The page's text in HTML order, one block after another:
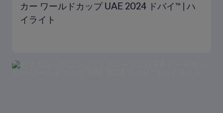
カー ワールドカップ UAE 2024 ドバイ™ | ハ
イライト